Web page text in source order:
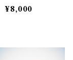
ゴ入バイカラー
ed&black
¥8,000